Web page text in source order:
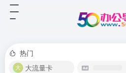
热门
大流量卡